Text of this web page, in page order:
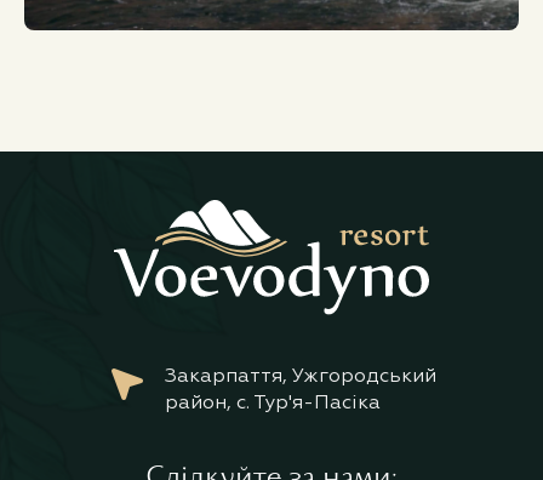
Закарпаття, Ужгородський
район, с. Тур'я-Пасіка